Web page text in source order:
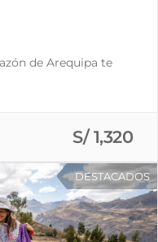
de Arequipa te
S/ 1,320
DESTACADOS